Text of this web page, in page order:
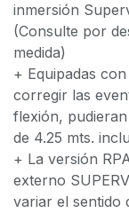
inmersión
(Consulte por
medida)
+ Equipadas
corregir las
flexión,
de 4.25 mts.
+ La versión
externo
variar el sentido